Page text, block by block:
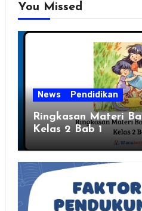
You Missed
News Pendidikan
Ringkasan Materi
Kelas 2 Bab 1